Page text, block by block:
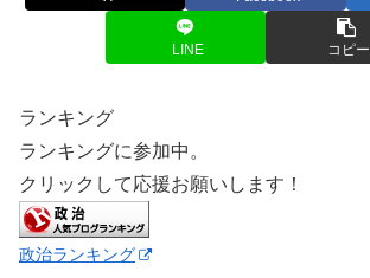
LINE コピー
ランキング
ランキングに参加中。
クリックして応援お願いします！
政治ランキング